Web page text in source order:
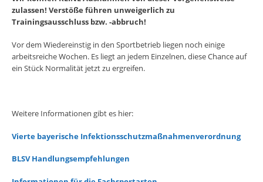
zulassen! Verstöße führen unweigerlich zu
Trainingsausschluss bzw. -abbruch!
Vor dem Wiedereinstig in den Sportbetrieb liegen noch einige
arbeitsreiche Wochen. Es liegt an jedem Einzelnen, diese Chance auf
ein Stück Normalität jetzt zu ergreifen.
Weitere Informationen gibt es hier:
Vierte bayerische Infektionsschutzmaßnahmenverordnung
BLSV Handlungsempfehlungen